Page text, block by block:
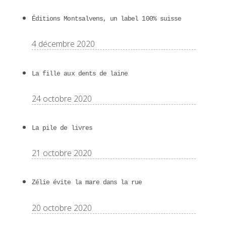
Éditions Montsalvens, un label 100% suisse
4 décembre 2020
La fille aux dents de laine
24 octobre 2020
La pile de livres
21 octobre 2020
Zélie évite la mare dans la rue
20 octobre 2020